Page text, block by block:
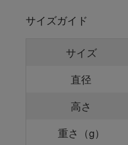
サイズガイド
サイズ
直径
高さ
重さ（g）